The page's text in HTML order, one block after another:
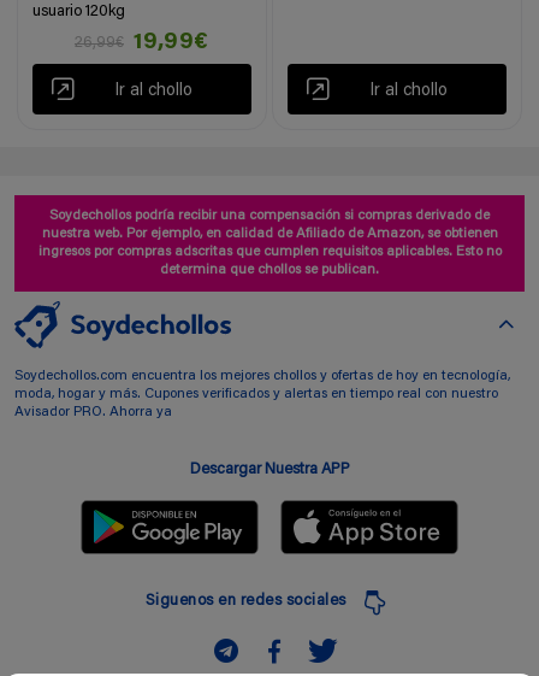
usuario 120kg
26,99€
19,99€
Ir al chollo Ir al chollo
Soydechollos podría recibir una compensación si compras derivado de
nuestra web. Por ejemplo, en calidad de Afiliado de Amazon, se obtienen
ingresos por compras adscritas que cumplen requisitos aplicables. Esto no
determina que chollos se publican.
Soydechollos.com encuentra los mejores chollos y ofertas de hoy en tecnología,
moda, hogar y más. Cupones verificados y alertas en tiempo real con nuestro
Avisador PRO. Ahorra ya
Descargar Nuestra APP
Siguenos en redes sociales